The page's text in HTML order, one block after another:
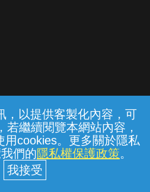
，以提供客製化內容，可
若繼續閱覽本網站內容，
用cookies。更多關於隱私
們的隱私權保護政策。
服務條款 隱私權保護
公司個人家庭分公司
96979949) © 2026
{{notifyMsg}}